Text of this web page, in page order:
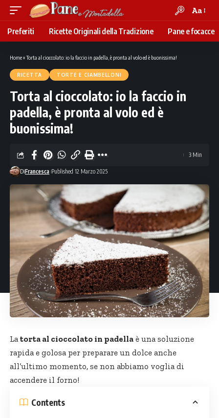
Font
Resizer
Aa
Preferiti Ricette Originali della Tradizione Pane e focacce
Home»Torta al cioccolato: io la faccio in padella, è pronta al volo ed è buonissima!
RICETTA TORTE E CIAMBELLONI
Torta al cioccolato: io la faccio in
padella, è pronta al volo ed è
buonissima!
DiFrancesca Published 12 Marzo 2025
3 Min
Latorta al cioccolato in padella è una soluzione
rapida e golosa per preparare un dolce anche
all’ultimo momento, se non abbiamo voglia di
accendere il forno!
Contents